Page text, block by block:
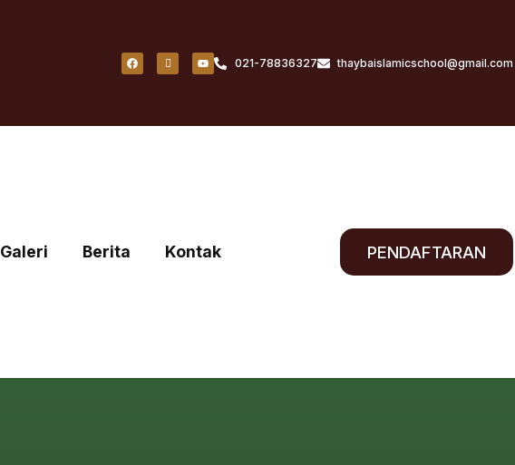
021-78836327 thaybaislamicschool@gmail.com
Galeri Berita Kontak PENDAFTARAN